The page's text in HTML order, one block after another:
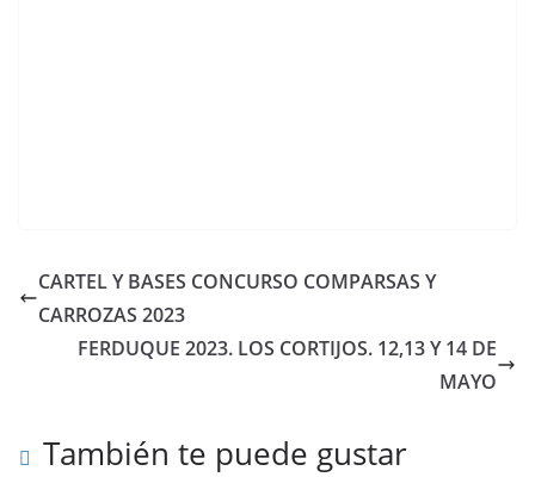
CARTEL Y BASES CONCURSO COMPARSAS Y
CARROZAS 2023
FERDUQUE 2023. LOS CORTIJOS. 12,13 Y 14 DE
MAYO
También te puede gustar